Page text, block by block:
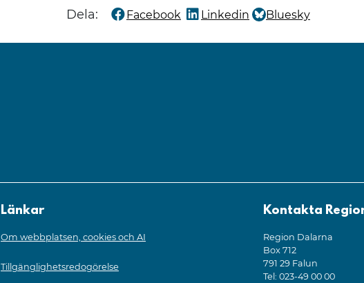
Dela: Dela denna sida på
Facebook
Dela denna sida på
Linkedin
Dela denna sida på
Bluesky
Länkar
Om webbplatsen, cookies och AI
Tillgänglighetsredogörelse
Kontakta
Region Dalarna
Box 712
791 29 Falun
Tel: 023-49 00 00